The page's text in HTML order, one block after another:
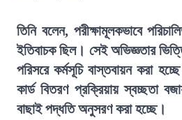
তিনি বলেন, পরীক্ষামূলকভাবে
ইতিবাচক ছিল। সেই অভিজ্ঞতার
পরিসরে কর্মসূচি বাস্তবায়ন করা
কার্ড বিতরণ প্রক্রিয়ায় স্বচ্ছতা
বাছাই পদ্ধতি অনুসরণ করা হচ্ছে।